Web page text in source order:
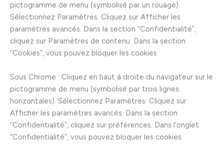
pictogramme de menu (symbolisé par un rouage).
Sélectionnez Paramètres. Cliquez sur Afficher les
paramètres avancés. Dans la section “Confidentialité”,
cliquez sur Paramètres de contenu. Dans la section
“Cookies”, vous pouvez bloquer les cookies.
Sous Chrome : Cliquez en haut à droite du navigateur sur le
pictogramme de menu (symbolisé par trois lignes
horizontales). Sélectionnez Paramètres. Cliquez sur
Afficher les paramètres avancés. Dans la section
“Confidentialité”, cliquez sur préférences. Dans l’onglet
“Confidentialité”, vous pouvez bloquer les cookies.